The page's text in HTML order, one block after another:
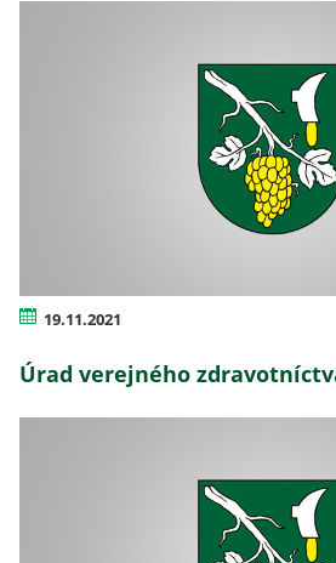
19.11.2021
Úrad verejného